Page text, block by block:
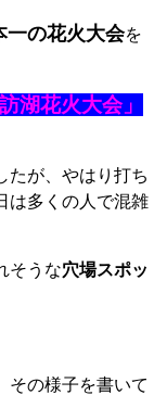
一の花火大会を
訪湖花火大会」
たが、やはり打ち
は多くの人で混雑
そうな穴場スポッ
その様子を書いて